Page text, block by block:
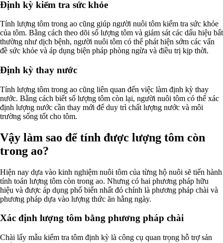
Định kỳ kiểm tra sức khỏe
Tính lượng tôm trong ao cũng giúp người nuôi tôm kiểm tra sức khỏe
của tôm. Bằng cách theo dõi số lượng tôm và giám sát các dấu hiệu bất
thường như dịch bệnh, người nuôi tôm có thể phát hiện sớm các vấn
đề sức khỏe và áp dụng biện pháp phòng ngừa và điều trị kịp thời.
Định kỳ thay nước
Tính lượng tôm trong ao cũng liên quan đến việc làm định kỳ thay
nước. Bằng cách biết số lượng tôm còn lại, người nuôi tôm có thể xác
định lượng nước cần thay mới để duy trì chất lượng nước và môi
trường sống tốt cho tôm.
Vậy làm sao để tính được lượng tôm còn
trong ao?
Hiện nay dựa vào kinh nghiệm nuôi tôm của từng hộ nuôi sẽ tiến hành
tính toán lượng tôm còn trong ao. Nhưng có hai phương pháp hữu
hiệu và được áp dụng phổ biến nhất đó chính là phương pháp chài và
phương pháp dựa vào lượng thức ăn hằng ngày.
Xác định lượng tôm bằng phương pháp chài
Chài lấy mẫu kiểm tra tôm định kỳ là công cụ quan trọng hỗ trợ sản